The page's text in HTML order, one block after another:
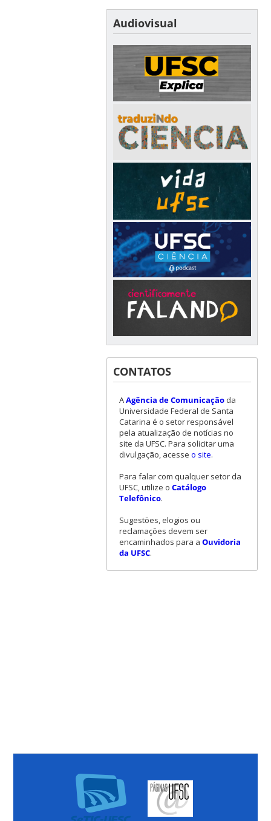
Audiovisual
CONTATOS
AAgência de Comunicaçãoda
Universidade Federal de Santa
Catarina é o setor responsável
pela atualização de notícias no
site da UFSC. Para solicitar uma
divulgação, acesse o site.
Para falar com qualquer setor da
UFSC, utilize o Catálogo
Telefônico.
Sugestões, elogios ou
reclamações devem ser
encaminhados para a Ouvidoria
da UFSC.